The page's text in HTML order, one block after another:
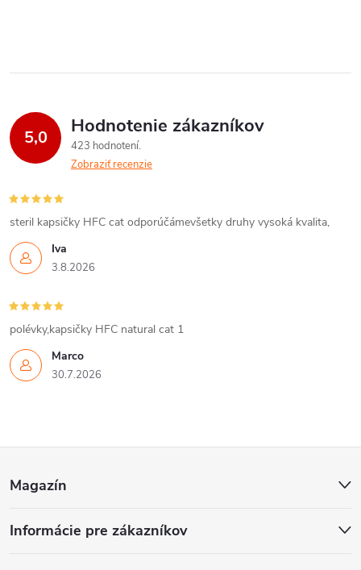
l
d
a
c
i
e
p
r
v
k
v
ý
p
5,0 Hodnotenie zákazníkov
423 hodnotení
Zobraziť recenzie
Iva
3.8.2026
steril kapsičky HFC cat odporúčámevšetky druhy vysoká kvalita,
Marco
30.7.2026
polévky,kapsičky HFC natural cat 1
p
Magazín
Informácie pre zákazníkov